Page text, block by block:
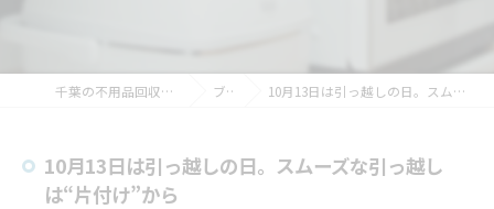
千葉の不用品回収ならワールド・エコ ブログ 10月13日は引っ越しの日。スムーズな引っ越しは“片付け”から
10月13日は引っ越しの日。スムーズな引っ越し
は“片付け”から